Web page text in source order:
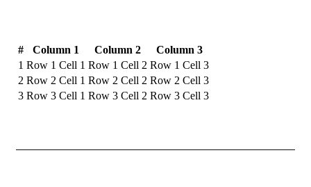
# Column 1 Column 2
Column 3
1 Row 1 Cell 1 Row 1 Cell 2 Row 1 Cell 3
2 Row 2 Cell 1 Row 2 Cell 2 Row 2 Cell 3
3 Row 3 Cell 1 Row 3 Cell 2 Row 3 Cell 3